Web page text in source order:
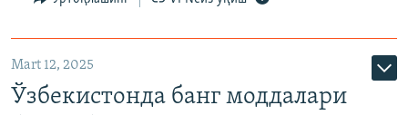
Mart 12, 2025
Ўзбекистонда банг моддалари